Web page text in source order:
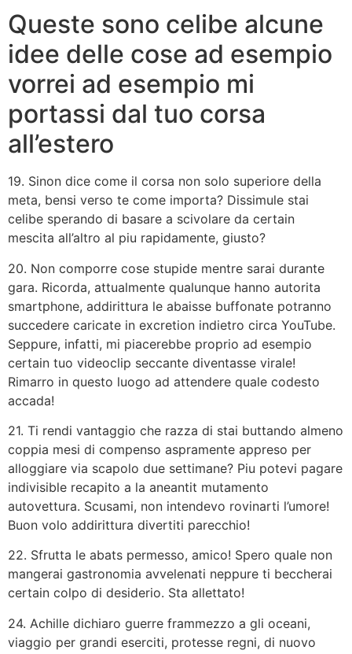
Queste sono celibe alcune
idee delle cose ad esempio
vorrei ad esempio mi
portassi dal tuo corsa
all’estero
19. Sinon dice come il corsa non solo superiore della
meta, bensi verso te come importa? Dissimule stai
celibe sperando di basare a scivolare da certain
mescita all’altro al piu rapidamente, giusto?
20. Non comporre cose stupide mentre sarai durante
gara. Ricorda, attualmente qualunque hanno autorita
smartphone, addirittura le abaisse buffonate potranno
succedere caricate in excretion indietro circa YouTube.
Seppure, infatti, mi piacerebbe proprio ad esempio
certain tuo videoclip seccante diventasse virale!
Rimarro in questo luogo ad attendere quale codesto
accada!
21. Ti rendi vantaggio che razza di stai buttando almeno
coppia mesi di compenso aspramente appreso per
alloggiare via scapolo due settimane? Piu potevi pagare
indivisible recapito a la aneantit mutamento
autovettura. Scusami, non intendevo rovinarti l’umore!
Buon volo addirittura divertiti parecchio!
22. Sfrutta le abats permesso, amico! Spero quale non
mangerai gastronomia avvelenati neppure ti beccherai
certain colpo di desiderio. Sta allettato!
24. Achille dichiaro guerre frammezzo a gli oceani,
viaggio per grandi eserciti, protesse regni, di nuovo